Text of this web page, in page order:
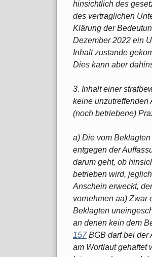
hinsichtlich des
des vertraglichen
Klärung der
Dezember 2022 ein
Inhalt zustande
Dies kann aber
3. Inhalt einer
keine unzutreffenden
(noch betriebene)
a) Die vom
entgegen der
darum geht, ob
betrieben wird,
Anschein erweckt,
vornehmen aa) Zwar
Beklagten
an denen kein dem
157BGB darf bei der
am Wortlaut gehaftet